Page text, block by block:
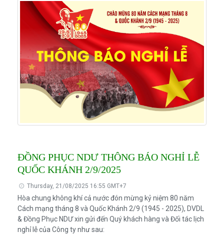
ĐỒNG PHỤC NDƯ THÔNG BÁO NGHỈ LỄ
QUỐC KHÁNH 2/9/2025
Thursday, 21/08/2025 16:55 GMT+7
Hòa chung không khí cả nước đón mừng kỷ niệm 80 năm
Cách mạng tháng 8 và Quốc Khánh 2/9 (1945 - 2025), DVDL
& Đồng Phục NDƯ xin gửi đến Quý khách hàng và Đối tác lịch
nghỉ lễ của Công ty như sau: